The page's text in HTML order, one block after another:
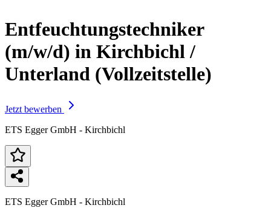
Entfeuchtungstechniker
(m/w/d) in Kirchbichl /
Unterland (Vollzeitstelle)
Jetzt bewerben
ETS Egger GmbH - Kirchbichl
ETS Egger GmbH - Kirchbichl